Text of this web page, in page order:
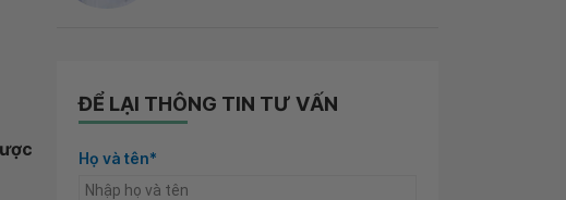
ĐỂ LẠI THÔNG TIN TƯ VẤN
Họ và tên*